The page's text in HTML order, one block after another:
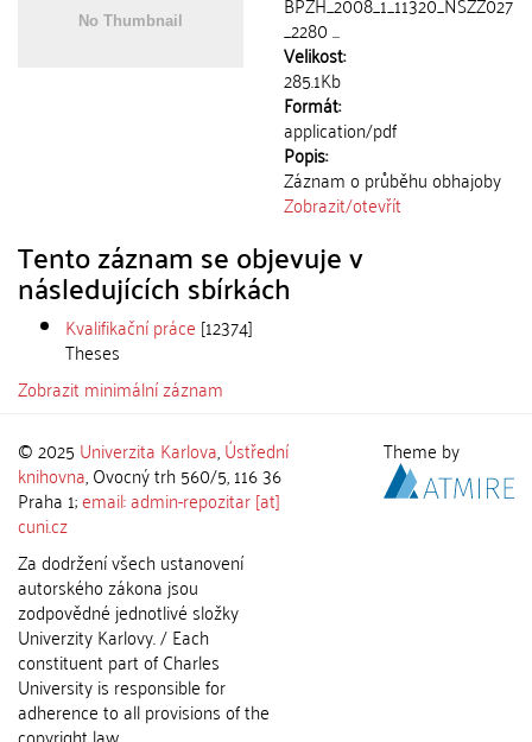
_2280 ...
Velikost:
285.1Kb
Formát:
application/pdf
Popis:
Záznam o průběhu obhajoby
Zobrazit/otevřít
Tento záznam se objevuje v
následujících sbírkách
Kvalifikační práce [12374]
Theses
Zobrazit minimální záznam
© 2025 Univerzita Karlova,Ústřední
knihovna, Ovocný trh 560/5, 116 36
Praha 1;email: admin-repozitar [at]
cuni.cz
Za dodržení všech ustanovení
autorského zákona jsou
zodpovědné jednotlivé složky
Univerzity Karlovy. / Each
constituent part of Charles
University is responsible for
adherence to all provisions of the
Theme by